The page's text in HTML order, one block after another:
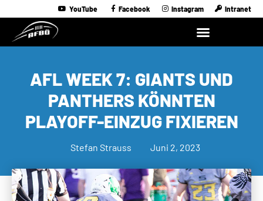
YouTube Facebook Instagram Intranet
AFL WEEK 7: GIANTS UND
PANTHERS KÖNNTEN
PLAYOFF-EINZUG FIXIEREN
Stefan Strauss Juni 2, 2023